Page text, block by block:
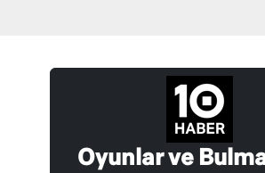
Oyunlar ve